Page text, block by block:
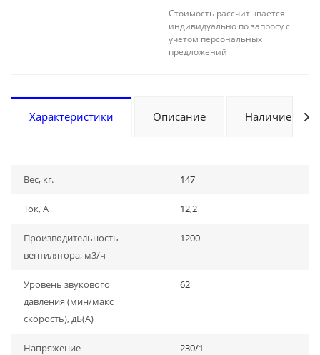
Стоимость рассчитывается
индивидуально по запросу с
учетом персональных
предложений
Характеристики Описание Наличие
Вес, кг. 147
Ток, А 12,2
Производительность
вентилятора, м3/ч
1200
Уровень звукового
давления (мин/макс
скорость), дБ(A)
62
Напряжение
230/1